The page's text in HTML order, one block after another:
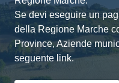
Se devi eseguire un
della Regione Marche
Province, Aziende
seguente link.